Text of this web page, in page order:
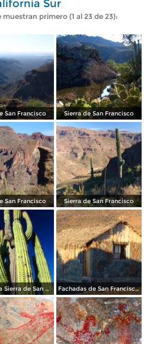
Sur
primero (1 al 23 de 23):
San Francisco Sierra de San Francisco
San Francisco Sierra de San Francisco
Flora de la Sierra de San Francisco Fachadas de San Francisco de la Sierra